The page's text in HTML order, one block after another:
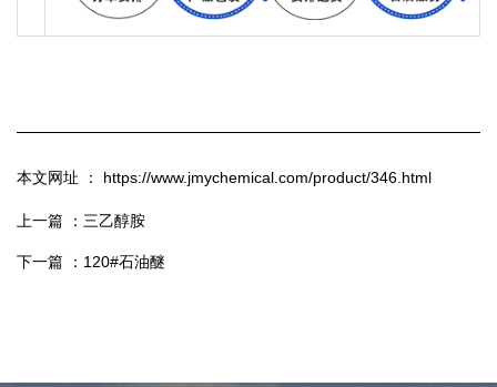
本文网址 ： https://www.jmychemical.com/product/346.html
上一篇 ： 三乙醇胺
下一篇 ： 120#石油醚